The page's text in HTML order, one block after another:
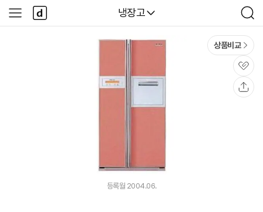
다나와
냉장고
검
색
사
이
다
나
와
상품비교
관
심
등록월 2004.06.